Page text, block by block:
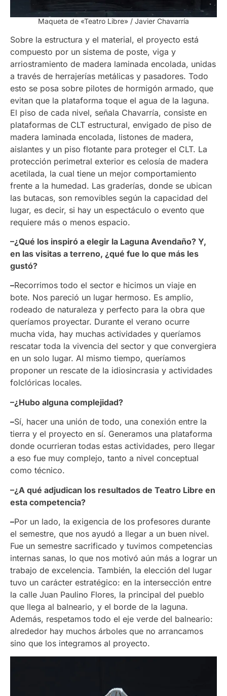
Maqueta de «Teatro Libre» / Javier Chavarría
Sobre la estructura y el material, el proyecto está
compuesto por un sistema de poste, viga y
arriostramiento de madera laminada encolada, unidas
a través de herrajerías metálicas y pasadores. Todo
esto se posa sobre pilotes de hormigón armado, que
evitan que la plataforma toque el agua de la laguna.
El piso de cada nivel, señala Chavarría, consiste en
plataformas de CLT estructural, envigado de piso de
madera laminada encolada, listones de madera,
aislantes y un piso flotante para proteger el CLT. La
protección perimetral exterior es celosía de madera
acetilada, la cual tiene un mejor comportamiento
frente a la humedad. Las graderías, donde se ubican
las butacas, son removibles según la capacidad del
lugar, es decir, si hay un espectáculo o evento que
requiere más o menos espacio.
–¿Qué los inspiró a elegir la Laguna Avendaño? Y,
en las visitas a terreno, ¿qué fue lo que más les
gustó?
–Recorrimos todo el sector e hicimos un viaje en
bote. Nos pareció un lugar hermoso. Es amplio,
rodeado de naturaleza y perfecto para la obra que
queríamos proyectar. Durante el verano ocurre
mucha vida, hay muchas actividades y queríamos
rescatar toda la vivencia del sector y que convergiera
en un solo lugar. Al mismo tiempo, queríamos
proponer un rescate de la idiosincrasia y actividades
folclóricas locales.
–¿Hubo alguna complejidad?
–Sí, hacer una unión de todo, una conexión entre la
tierra y el proyecto en sí. Generamos una plataforma
donde ocurrieran todas estas actividades, pero llegar
a eso fue muy complejo, tanto a nivel conceptual
como técnico.
–¿A qué adjudican los resultados de Teatro Libre en
esta competencia?
–Por un lado, la exigencia de los profesores durante
el semestre, que nos ayudó a llegar a un buen nivel.
Fue un semestre sacrificado y tuvimos competencias
internas sanas, lo que nos motivó aún más a lograr un
trabajo de excelencia. También, la elección del lugar
tuvo un carácter estratégico: en la intersección entre
la calle Juan Paulino Flores, la principal del pueblo
que llega al balneario, y el borde de la laguna.
Además, respetamos todo el eje verde del balneario:
alrededor hay muchos árboles que no arrancamos
sino que los integramos al proyecto.